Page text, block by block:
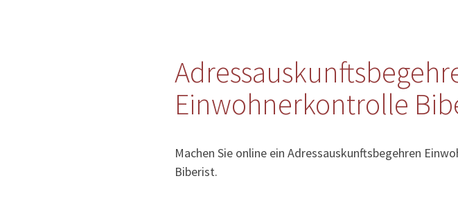
Einwohnerkontrolle
Machen Sie online ein Adressauskunftsbegehren
Biberist.